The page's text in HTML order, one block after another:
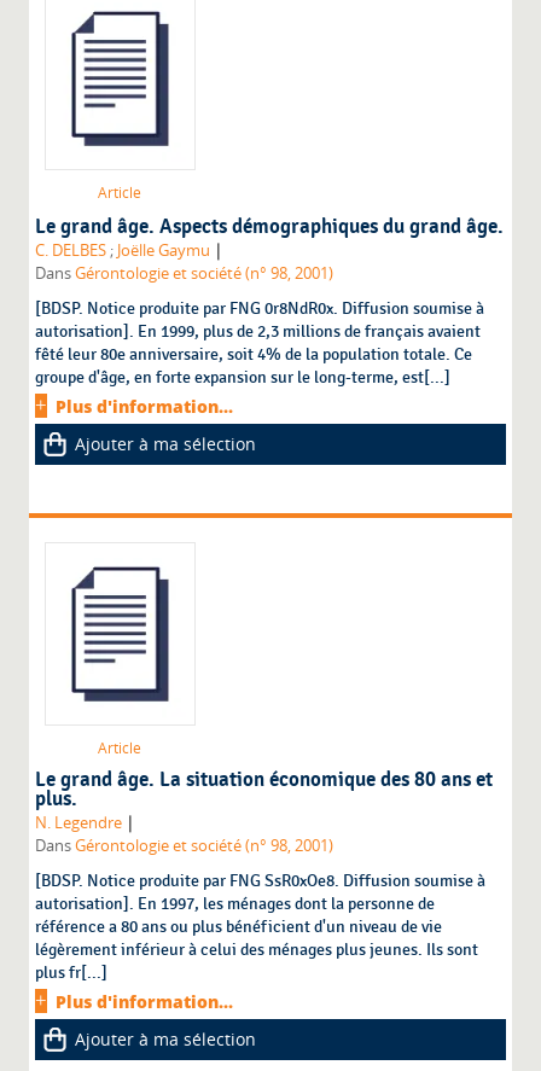
Article
Le grand âge. Aspects démographiques du grand âge.
C. DELBES ; Joëlle Gaymu |
DansGérontologie et société (n° 98, 2001)
[BDSP. Notice produite par FNG 0r8NdR0x. Diffusion soumise à
autorisation]. En 1999, plus de 2,3 millions de français avaient
fêté leur 80e anniversaire, soit 4% de la population totale. Ce
groupe d'âge, en forte expansion sur le long-terme, est[...]
Plus d'information...
Ajouter à ma sélection
Article
Le grand âge. La situation économique des 80 ans et
plus.
N. Legendre |
DansGérontologie et société (n° 98, 2001)
[BDSP. Notice produite par FNG SsR0xOe8. Diffusion soumise à
autorisation]. En 1997, les ménages dont la personne de
référence a 80 ans ou plus bénéficient d'un niveau de vie
légèrement inférieur à celui des ménages plus jeunes. Ils sont
plus fr[...]
Plus d'information...
Ajouter à ma sélection